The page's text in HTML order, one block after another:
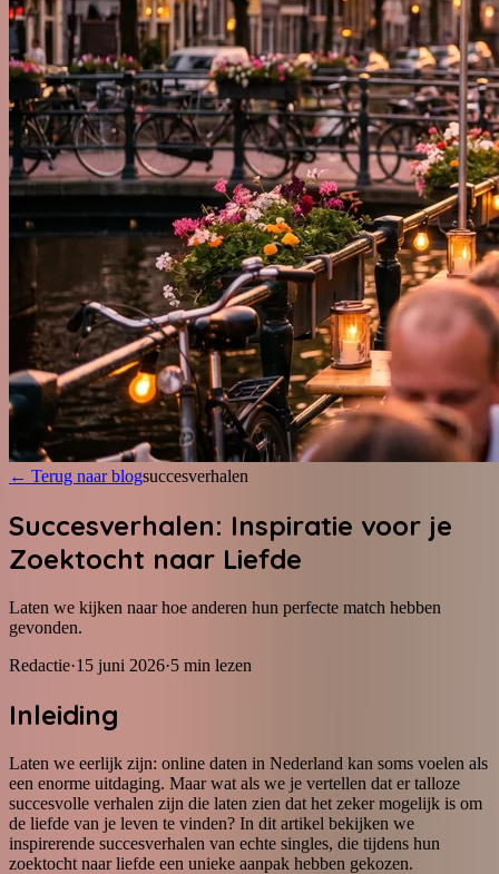
← Terug naar blogsuccesverhalen
Succesverhalen: Inspiratie voor je
Zoektocht naar Liefde
Laten we kijken naar hoe anderen hun perfecte match hebben
gevonden.
Redactie·15 juni 2026·5 min lezen
Inleiding
Laten we eerlijk zijn: online daten in Nederland kan soms voelen als
een enorme uitdaging. Maar wat als we je vertellen dat er talloze
succesvolle verhalen zijn die laten zien dat het zeker mogelijk is om
de liefde van je leven te vinden? In dit artikel bekijken we
inspirerende succesverhalen van echte singles, die tijdens hun
zoektocht naar liefde een unieke aanpak hebben gekozen.